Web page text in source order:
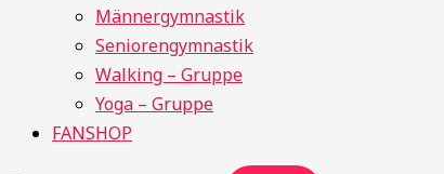
Männergymnastik
Seniorengymnastik
Walking – Gruppe
Yoga – Gruppe
FANSHOP